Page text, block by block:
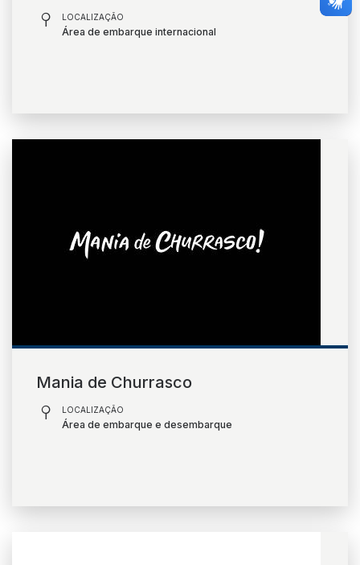
LOCALIZAÇÃO
Área de embarque internacional
Mania de Churrasco
LOCALIZAÇÃO
Área de embarque e desembarque